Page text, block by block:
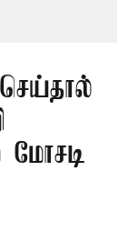
மோசடி